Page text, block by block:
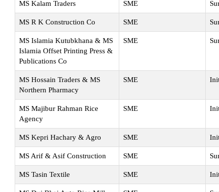
MS Kalam Traders SME
MS R K Construction Co SME
MS Islamia Kutubkhana & MS
Islamia Offset Printing Press &
Publications Co
SME
MS Hossain Traders & MS
Northern Pharmacy
SME
MS Majibur Rahman Rice
Agency
SME
MS Kepri Hachary & Agro SME
MS Arif & Asif Construction SME
MS Tasin Textile SME